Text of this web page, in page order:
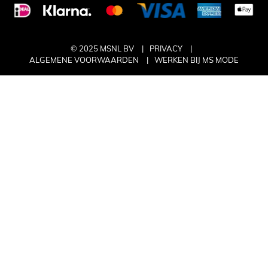
© 2025 MSNL BV
PRIVACY
ALGEMENE VOORWAARDEN
WERKEN BIJ MS MODE